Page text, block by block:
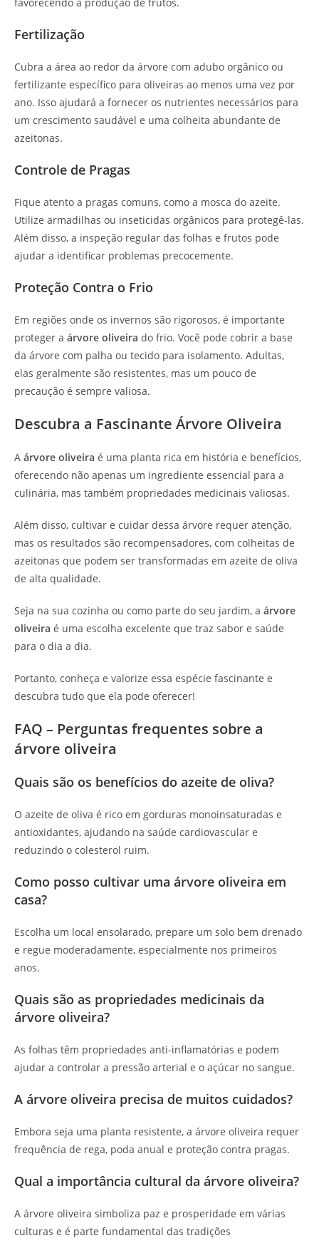
Fertilização
Cubra a área ao redor da árvore com adubo orgânico ou
fertilizante específico para oliveiras ao menos uma vez por
ano. Isso ajudará a fornecer os nutrientes necessários para
um crescimento saudável e uma colheita abundante de
azeitonas.
Controle de Pragas
Fique atento a pragas comuns, como a mosca do azeite.
Utilize armadilhas ou inseticidas orgânicos para protegê-las.
Além disso, a inspeção regular das folhas e frutos pode
ajudar a identificar problemas precocemente.
Proteção Contra o Frio
Em regiões onde os invernos são rigorosos, é importante
proteger a árvore oliveira do frio. Você pode cobrir a base
da árvore com palha ou tecido para isolamento. Adultas,
elas geralmente são resistentes, mas um pouco de
precaução é sempre valiosa.
Descubra a Fascinante Árvore Oliveira
A árvore oliveira é uma planta rica em história e benefícios,
oferecendo não apenas um ingrediente essencial para a
culinária, mas também propriedades medicinais valiosas.
Além disso, cultivar e cuidar dessa árvore requer atenção,
mas os resultados são recompensadores, com colheitas de
azeitonas que podem ser transformadas em azeite de oliva
de alta qualidade.
Seja na sua cozinha ou como parte do seu jardim, a árvore
oliveira é uma escolha excelente que traz sabor e saúde
para o dia a dia.
Portanto, conheça e valorize essa espécie fascinante e
descubra tudo que ela pode oferecer!
FAQ – Perguntas frequentes sobre a
árvore oliveira
Quais são os benefícios do azeite de oliva?
O azeite de oliva é rico em gorduras monoinsaturadas e
antioxidantes, ajudando na saúde cardiovascular e
reduzindo o colesterol ruim.
Como posso cultivar uma árvore oliveira em
casa?
Escolha um local ensolarado, prepare um solo bem drenado
e regue moderadamente, especialmente nos primeiros
anos.
Quais são as propriedades medicinais da
árvore oliveira?
As folhas têm propriedades anti-inflamatórias e podem
ajudar a controlar a pressão arterial e o açúcar no sangue.
A árvore oliveira precisa de muitos cuidados?
Embora seja uma planta resistente, a árvore oliveira requer
frequência de rega, poda anual e proteção contra pragas.
Qual a importância cultural da árvore oliveira?
A árvore oliveira simboliza paz e prosperidade em várias
culturas e é parte fundamental das tradições